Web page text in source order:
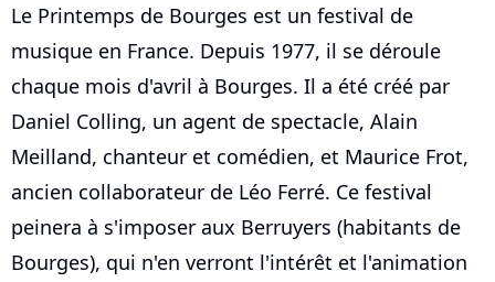
Le Printemps de Bourges est un festival de
musique en France. Depuis 1977, il se déroule
chaque mois d'avril à Bourges. Il a été créé par
Daniel Colling, un agent de spectacle, Alain
Meilland, chanteur et comédien, et Maurice Frot,
ancien collaborateur de Léo Ferré. Ce festival
peinera à s'imposer aux Berruyers (habitants de
Bourges), qui n'en verront l'intérêt et l'animation